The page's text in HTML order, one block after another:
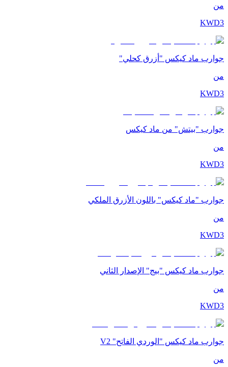
من
KWD3
جوارب ماد كيكس "أزرق كحلي"
من
KWD3
جوارب "بيتش" من ماد كيكس
من
KWD3
جوارب "ماد كيكس" باللون الأزرق الملكي
من
KWD3
جوارب ماد كيكس "بيج" الإصدار الثاني
من
KWD3
جوارب ماد كيكس "الوردي الفاتح" V2
من